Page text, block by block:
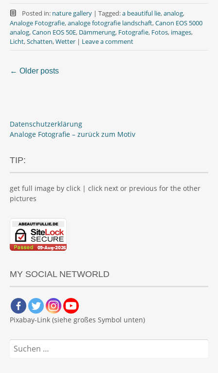
c
e
b
o
o
k
i
t
t
e
r
a
t
s
A
p
p
Posted in: nature gallery | Tagged:a beautiful lie,analog,
Analoge Fotografie,analoge fotografie landschaft,Canon EOS 5000
analog,Canon EOS 50E, Dämmerung, Fotografie, Fotos, images,
Licht,Schatten,Wetter | Leave a comment
Posts
← Older posts
Datenschutzerklärung
Analoge Fotografie – zurück zum Motiv
TIP:
get full image by click | click next or previous for the other
pictures
MY SOCIAL NETWORLD
Pixabay-Link (siehe großes Symbol unten)
Suchen
nach: